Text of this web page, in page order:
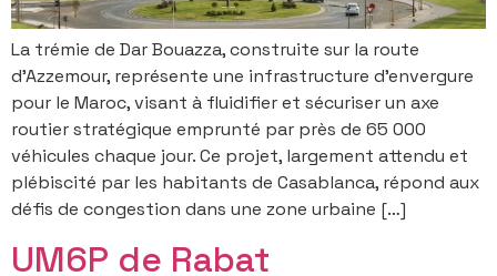
La trémie de Dar Bouazza, construite sur la route
d’Azzemour, représente une infrastructure d’envergure
pour le Maroc, visant à fluidifier et sécuriser un axe
routier stratégique emprunté par près de 65 000
véhicules chaque jour. Ce projet, largement attendu et
plébiscité par les habitants de Casablanca, répond aux
défis de congestion dans une zone urbaine […]
UM6P de Rabat